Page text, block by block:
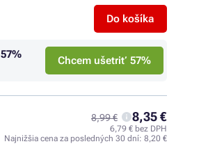
Do košíka
57%
Chcem ušetriť 57%
8,99 € 8,35 €
6,79 € bez DPH
Najnižšia cena za posledných 30 dní: 8,20 €